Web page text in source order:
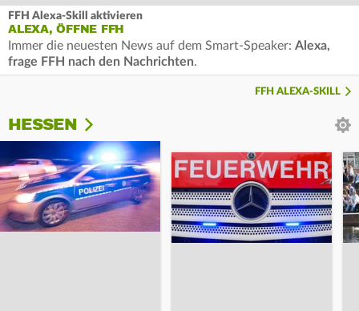
FFH Alexa-Skill aktivieren
ALEXA, ÖFFNE FFH
Immer die neuesten News auf dem Smart-Speaker: Alexa,
frage FFH nach den Nachrichten.
FFH ALEXA-SKILL
HESSEN